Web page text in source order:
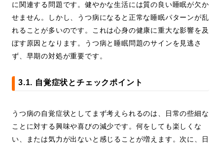
に関連する問題です。健やかな生活には質の良い睡眠が欠か
せません。しかし、うつ病になると正常な睡眠パターンが乱
れることが多いのです。これは心身の健康に重大な影響を及
ぼす原因となります。うつ病と睡眠問題のサインを見逃さ
ず、早期の対処が重要です。
3.1. 自覚症状とチェックポイント
うつ病の自覚症状としてまず考えられるのは、日常の些細な
ことに対する興味や喜びの減少です。何をしても楽しくな
い、または気力が出ないと感じることが増えます。次に、日